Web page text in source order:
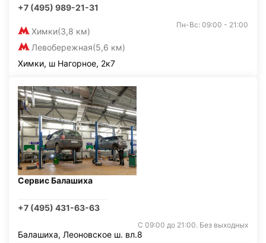
+7 (495) 989-21-31
Химки(3,8 км)
Левобережная(5,6 км)
Пн-Вс: 09:00 - 21:00
Химки, ш Нагорное, 2к7
Сервис Балашиха
+7 (495) 431-63-63
С 09:00 до 21:00. Без выходных
Балашиха, Леоновское ш. вл.8